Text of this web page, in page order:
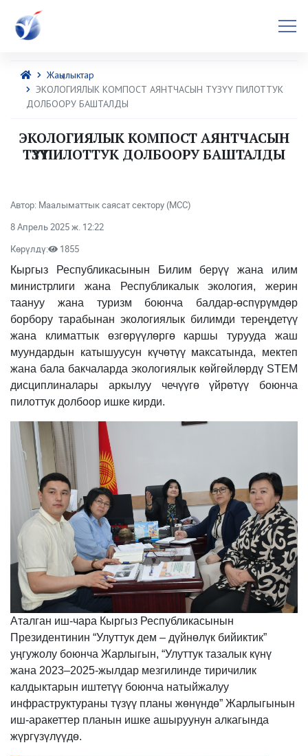
Жаңылыктар
ЭКОЛОГИЯЛЫК КОМПОСТ АЯНТЧАСЫН ТҮЗҮҮ ПИЛОТТУК
ДОЛБООРУ БАШТАЛДЫ
ЭКОЛОГИЯЛЫК КОМПОСТ АЯНТЧАСЫН
ТҮЗҮҮ ПИЛОТТУК ДОЛБООРУ БАШТАЛДЫ
Автор: Маалыматтык саясат сектору (МСС)
8 Апрель 2025 ж. 12:22
Көрүлдү:
1855
Кыргыз Республикасынын Билим берүү жана илим
министрлиги жана Республикалык экология, жерин
таануу жана туризм боюнча балдар-өспүрүмдөр
борбору тарабынан экологиялык билимди тереңдетүү
жана климаттык өзгөрүүлөргө каршы турууда жаш
муундардын катышуусун күчөтүү максатында, мектеп
жана бала бакчаларда экологиялык көйгөйлөрдү STEM
дисциплиналары аркылуу чечүүгө үйрөтүү боюнча
пилоттук долбоор ишке кирди.
Аталган иш-чара Кыргыз Республикасынын
Президентинин “Улуттук дем – дүйнөлүк бийиктик”
уңгужолу боюнча Жарлыгын, “Улуттук тазалык күнү
жана 2023–2025-жылдар мезгилинде тиричилик
калдыктарын иштетүү боюнча натыйжалуу
инфраструктураны түзүү планы жөнүндө” Жарлыгынын
иш-аракеттер планын ишке ашыруунун алкагында
жүргүзүлүүдө.